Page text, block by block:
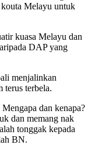
kouta Melayu untuk
kuasa Melayu dan
DAP yang
menjalinkan
terus terbela.
dan kenapa?
dan memang nak
tonggak kepada
BN.